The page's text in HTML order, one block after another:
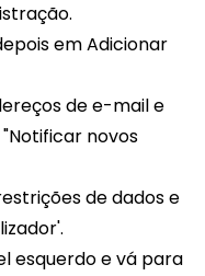
em Adicionar
de e-mail e
novos
de dados e
esquerdo e vá para